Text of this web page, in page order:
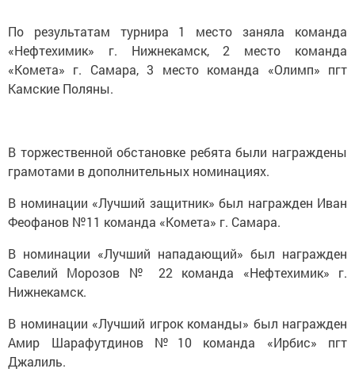
По результатам турнира 1 место заняла команда
«Нефтехимик» г. Нижнекамск, 2 место команда
«Комета» г. Самара, 3 место команда «Олимп» пгт
Камские Поляны.
В торжественной обстановке ребята были награждены
грамотами в дополнительных номинациях.
В номинации «Лучший защитник» был награжден Иван
Феофанов №11 команда «Комета» г. Самара.
В номинации «Лучший нападающий» был награжден
Савелий Морозов № 22 команда «Нефтехимик» г.
Нижнекамск.
В номинации «Лучший игрок команды» был награжден
Амир Шарафутдинов №10 команда «Ирбис» пгт
Джалиль.